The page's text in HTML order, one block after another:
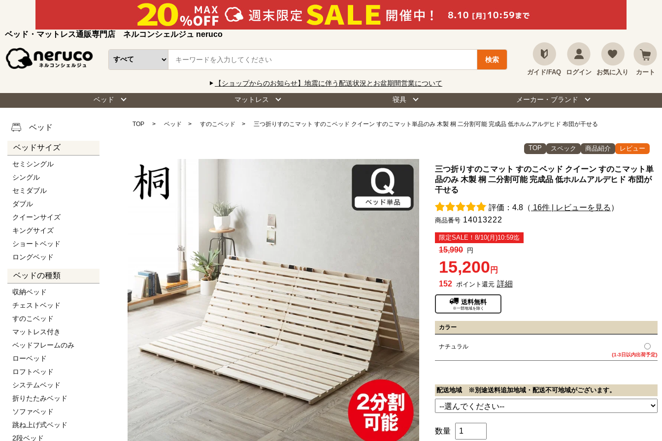
ベッド・マットレス通販専門店 ネルコンシェルジュ neruco
ガイド/FAQ ログイン お気に入り カート
【ショップからのお知らせ】地震に伴う配送状況とお盆期間営業について
ベッド マットレス 寝具 メーカー・ブランド
ベッド
ベッドサイズ
セミシングル
シングル
セミダブル
ダブル
クイーンサイズ
キングサイズ
ショートベッド
ロングベッド
ベッドの種類
収納ベッド
チェストベッド
すのこベッド
マットレス付き
ベッドフレームのみ
ローベッド
ロフトベッド
システムベッド
折りたたみベッド
ソファベッド
跳ね上げ式ベッド
2段ベッド
TOP ベッド すのこベッド 三つ折りすのこマット すのこベッド クイーン すのこマット単品のみ 木製 桐 二分割可能 完成品 低ホルムアルデヒド 布団が干せる
TOP スペック 商品紹介 レビュー
三つ折りすのこマット すのこベッド クイーン すのこマット単
品のみ 木製 桐 二分割可能 完成品 低ホルムアルデヒド 布団が
干せる
評価：4.8（ 16件 | レビューを見る ）
商品番号14013222
限定SALE！8/10(月)10:59迄
15,990 円
15,200 円
152
ポイント還元 詳細
送料無料
※一部地域を除く
カラー
ナチュラル
{1-3日以内出荷予定}
配送地域 ※別途送料追加地域・配送不可地域がございます。
数量